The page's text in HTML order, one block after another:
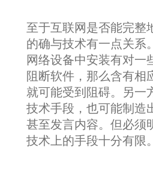
至于互联网是否能完整
的确与技术有一点关系
网络设备中安装有对一
阻断软件，那么含有相
就可能受到阻碍。另一
技术手段，也可能制造
甚至发言内容。但必须
技术上的手段十分有限。